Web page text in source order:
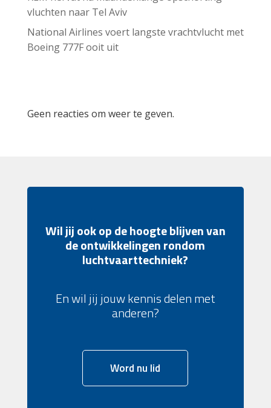
vluchten naar Tel Aviv
National Airlines voert langste vrachtvlucht met
Boeing 777F ooit uit
Geen reacties om weer te geven.
Wil jij ook op de hoogte blijven van
de ontwikkelingen rondom
luchtvaarttechniek?
En wil jij jouw kennis delen met
anderen?
Word nu lid